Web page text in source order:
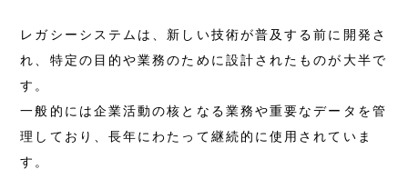
レガシーシステムは、新しい技術が普及する前に開発さ
れ、特定の目的や業務のために設計されたものが大半で
す。
一般的には企業活動の核となる業務や重要なデータを管
理しており、長年にわたって継続的に使用されていま
す。